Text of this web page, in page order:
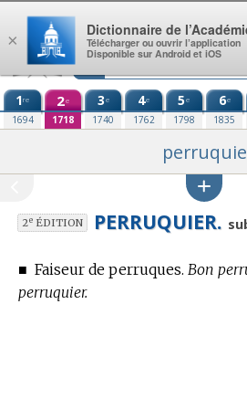
Aller au contenu
1re
1694
2e
1718
3e
1740
4e
1762
5e
1798
6e
1835
2eÉDITION PERRUQUIER.
■ Faiseur de perruques. Bon
perruquier.
×
Dictionnaire de
Télécharger ou ouvrir l’application
Disponible sur Android et iOS